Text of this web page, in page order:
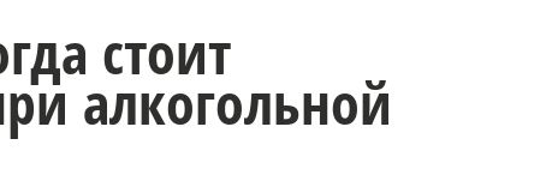
стоит
алкогольной